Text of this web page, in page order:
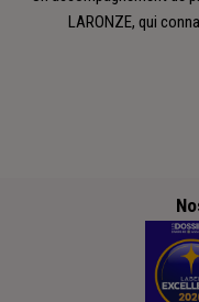
LARONZE, qui